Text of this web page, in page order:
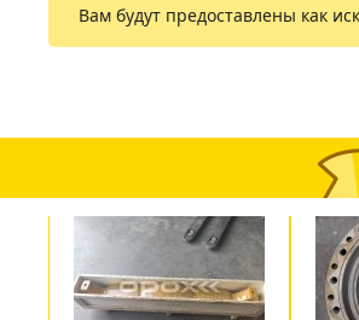
Вам будут предоставлены как